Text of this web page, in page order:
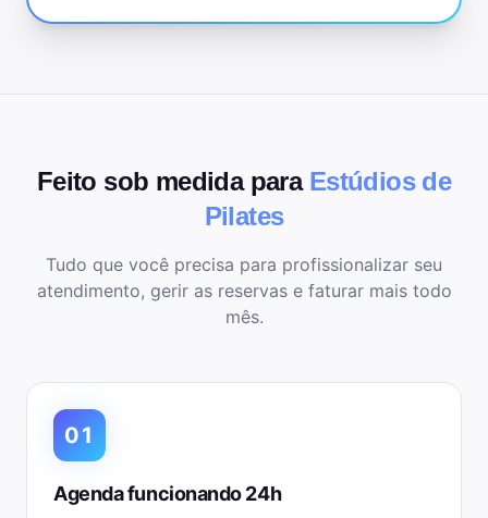
Feito sob medida para Estúdios de
Pilates
Tudo que você precisa para profissionalizar seu
atendimento, gerir as reservas e faturar mais todo
mês.
01
Agenda funcionando 24h